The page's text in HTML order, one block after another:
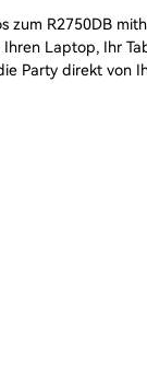
zum R2750DB
Ihren Laptop, Ihr
Party direkt von